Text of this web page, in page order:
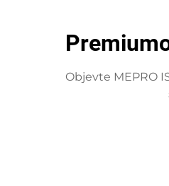
Objevte MEPRO